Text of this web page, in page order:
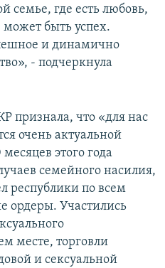
семье, где есть любовь,
быть успех.
и динамично
- подчеркнула
признала, что «для нас
очень актуальной
этого года
семейного насилия,
республики по всем
ордеры. Участились
месте, торговли
и сексуальной